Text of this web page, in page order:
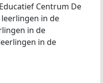
Centrum De
in de
in de
in de